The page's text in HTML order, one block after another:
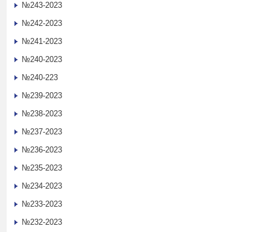
№243-2023
№242-2023
№241-2023
№240-2023
№240-223
№239-2023
№238-2023
№237-2023
№236-2023
№235-2023
№234-2023
№233-2023
№232-2023